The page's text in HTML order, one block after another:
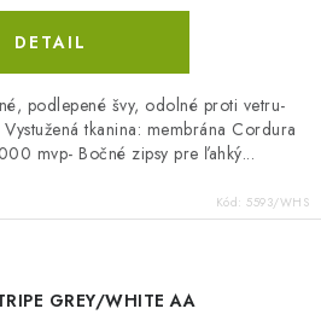
DETAIL
podlepené švy, odolné proti vetru-
tkanina: membrána Cordura
mvp- Bočné zipsy pre ľahký...
Kód: 5593/WHS
GREY/WHITE AA